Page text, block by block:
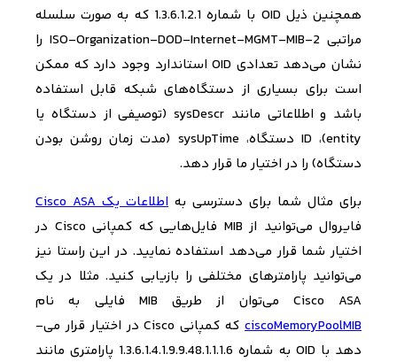
همچنین ذیل OID با شماره 1.3.6.1.2.1 که به صورت سلسله
مراتبی ISO-Organization-DOD-Internet-MGMT-MIB-2 را
نشان می‌­دهد تعدادی OIDاستاندارد وجود دارد که ممکن
است برای بسیاری از دستگاه­‌های شبکه قابل استفاده
باشد و اطلاعاتی مانند sysDescr (توصیفی از دستگاه یا
entity)، ID دستگاه، sysUpTime (مدت زمان روشن بودن
دستگاه) را در اختیار ما قرار دهد.
برای مثال شما برای دسترسی به اطلاعات یکCisco ASA
فایروال می‌­توانید از MIB فایل­‌هایی که کمپانی Cisco در
اختیار شما قرار می‌­دهد استفاده نمایید. در این راستا نیز
می‌­توانید پارامترهای مختلفی را بازیابی کنید. مثلا در یک
Cisco ASA می‌­توان از طریق MIB فایلی به نام
ciscoMemoryPoolMIBکه کمپانی Ciscoدر اختیار قرار می‌­
دهد با OID به شماره 1.3.6.1.4.1.9.9.48.1.1.1.6 پارامتری مانند